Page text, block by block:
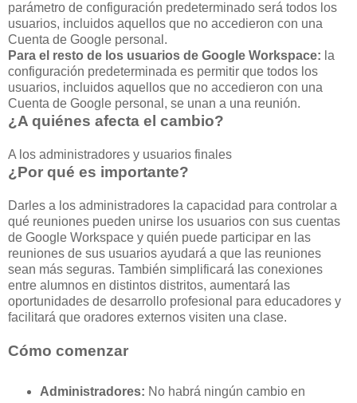
parámetro de configuración predeterminado será todos los
usuarios, incluidos aquellos que no accedieron con una
Cuenta de Google personal.
Para el resto de los usuarios de Google Workspace: la
configuración predeterminada es permitir que todos los
usuarios, incluidos aquellos que no accedieron con una
Cuenta de Google personal, se unan a una reunión.
¿A quiénes afecta el cambio?
A los administradores y usuarios finales
¿Por qué es importante?
Darles a los administradores la capacidad para controlar a
qué reuniones pueden unirse los usuarios con sus cuentas
de Google Workspace y quién puede participar en las
reuniones de sus usuarios ayudará a que las reuniones
sean más seguras. También simplificará las conexiones
entre alumnos en distintos distritos, aumentará las
oportunidades de desarrollo profesional para educadores y
facilitará que oradores externos visiten una clase.
Cómo comenzar
Administradores: No habrá ningún cambio en